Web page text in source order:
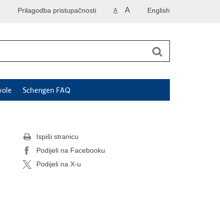
English
A A
Prilagodba pristupačnosti
Schengen FAQ
Ispiši stranicu
Podijeli na Facebooku
Podijeli na X-u